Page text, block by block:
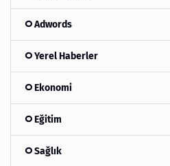
Adwords
Yerel Haberler
Ekonomi
Eğitim
Sağlık